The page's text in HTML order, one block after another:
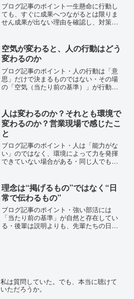
ブログ記事のポイント一生懸命に行動し
ても、すぐに成果へつながるとは限りま
せん成果が出ない理由を確認し、対策を
がる小さな変化を見落とします「行動・
手応え・成果」の3つを分...
空気が変わると、人の行動はどう
変わるのか
ブログ記事のポイント・人の行動は「意
思」だけで決まるものではない・その場
の「空気（当たり前の基準）」が行動に
える・逆に、抑える空気では行動は止ま
ってしまう・人を変えよう...
人は変わるのか？それとも環境で
変わるのか？営業現場で感じたこ
と
ブログ記事のポイント・人は「能力がな
い」のではなく、環境によって力を発揮
できていない場合がある・同じ人でも、
決めつける前に、環境との相性を見るこ
とが大切・自分自身も、環...
理念は“掲げるもの”ではなく“日
常で伝わるもの”
ブログ記事のポイント・強い部活には
「当たり前の基準」が自然と存在してい
る・後輩は説明よりも、先輩たちの日常
私は質問していた。でも、本当に聴けて
いただろうか。